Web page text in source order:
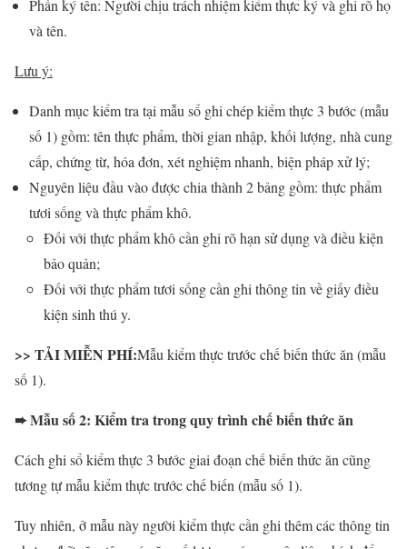
Phần ký tên: Người chịu trách nhiệm kiểm thực ký và ghi rõ họ
và tên.
Lưu ý:
Danh mục kiểm tra tại mẫu sổ ghi chép kiểm thực 3 bước (mẫu
số 1) gồm: tên thực phẩm, thời gian nhập, khối lượng, nhà cung
cấp, chứng từ, hóa đơn, xét nghiệm nhanh, biện pháp xử lý;
Nguyên liệu đầu vào được chia thành 2 bảng gồm: thực phẩm
tươi sống và thực phẩm khô.
Đối với thực phẩm khô cần ghi rõ hạn sử dụng và điều kiện
bảo quản;
Đối với thực phẩm tươi sống cần ghi thông tin về giấy điều
kiện sinh thú y.
>> TẢI MIỄN PHÍ:Mẫu kiểm thực trước chế biến thức ăn (mẫu
số 1).
➨ Mẫu số 2: Kiểm tra trong quy trình chế biến thức ăn
Cách ghi sổ kiểm thực 3 bước giai đoạn chế biến thức ăn cũng
tương tự mẫu kiểm thực trước chế biến (mẫu số 1).
Tuy nhiên, ở mẫu này người kiểm thực cần ghi thêm các thông tin